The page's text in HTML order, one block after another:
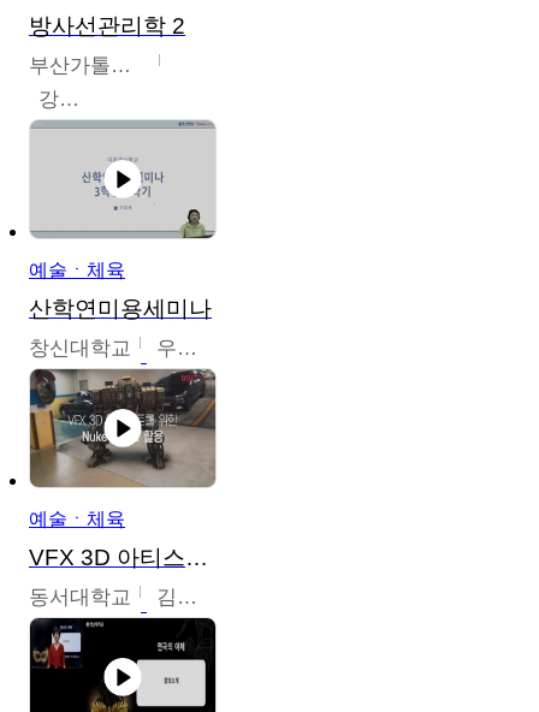
방사선관리학 2
부산가톨릭대학교
강연희
예술ㆍ체육
산학연미용세미나
창신대학교 우미옥,오윤경,박선이
예술ㆍ체육
VFX 3D 아티스트를 위한 Nuke 의 이해와 활용
동서대학교 김시현